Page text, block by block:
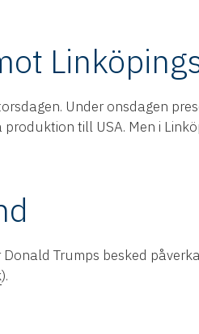
Under onsdagen
till USA. Men i
Trumps besked
).